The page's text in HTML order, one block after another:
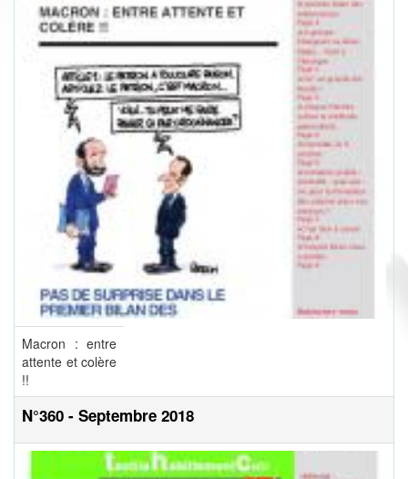
Macron : entre
attente et colère
!!
N°360 - Septembre 2018